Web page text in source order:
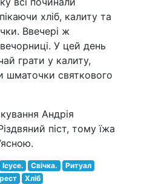
хліб, калиту та
Ввечері ж
У цей день
грати у калиту,
шматочки святкового
Андрія
піст, тому їжа
Ісусе. Свічка.
Ритуал
Хліб